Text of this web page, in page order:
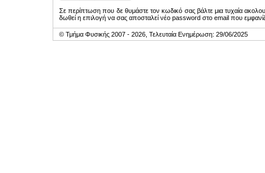
Σε περίπτωση που δε θυμάστε τον κωδικό σας βάλτε μια τυχαία
δωθεί η επιλογή να σας αποσταλεί νέο password στο email που
© Τμήμα Φυσικής 2007 - 2026, Τελευταία Ενημέρωση: 29/06/2025